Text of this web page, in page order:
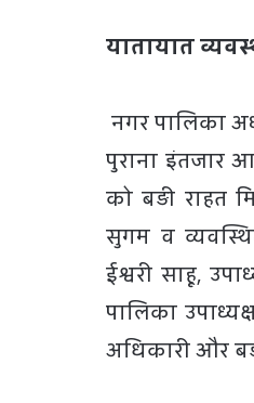
यातायात
नगर पालिका
पुराना इंतजार
को बड़ी राहत
सुगम व
ईश्वरी साहू,
पालिका
अधिकारी और